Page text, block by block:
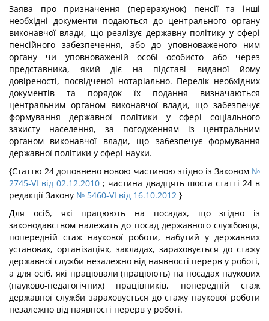
Заява про призначення (перерахунок) пенсії та інші
необхідні документи подаються до центрального органу
виконавчої влади, що реалізує державну політику у сфері
пенсійного забезпечення, або до уповноваженого ним
органу чи уповноваженій особі особисто або через
представника, який діє на підставі виданої йому
довіреності, посвідченої нотаріально. Перелік необхідних
документів та порядок їх подання визначаються
центральним органом виконавчої влади, що забезпечує
формування державної політики у сфері соціального
захисту населення, за погодженням із центральним
органом виконавчої влади, що забезпечує формування
державної політики у сфері науки.
{Статтю 24 доповнено новою частиною згідно із Законом №
2745-VI від 02.12.2010 ; частина двадцять шоста статті 24 в
редакції Закону № 5460-VI від 16.10.2012 }
Для осіб, які працюють на посадах, що згідно із
законодавством належать до посад державного службовця,
попередній стаж наукової роботи, набутий у державних
установах, організаціях, закладах, зараховується до стажу
державної служби незалежно від наявності перерв у роботі,
а для осіб, які працювали (працюють) на посадах наукових
(науково-педагогічних) працівників, попередній стаж
державної служби зараховується до стажу наукової роботи
незалежно від наявності перерв у роботі.